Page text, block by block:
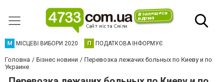
М МІСЦЕВІ ВИБОРИ 2020 П ПОДАТКОВА ІНФОРМУЄ
Головна Бізнес новини
Перевозка лежачих больных по Киеву и по
Украине